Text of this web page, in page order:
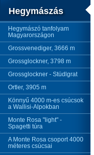
Hegymászás
Hegymászó tanfolyam
Magyarországon
Grossvenediger, 3666 m
Grossglockner, 3798 m
Grossglockner - Stüdlgrat
Ortler, 3905 m
Könnyű 4000 m-es csúcsok
a Wallisi-Alpokban
Monte Rosa "light" -
Spagetti túra
A Monte Rosa csoport 4000
méteres csúcsai